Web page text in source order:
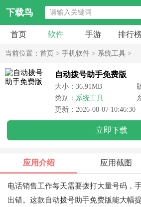
下载鸟
首页 软件 手游 排行
当前位置： 首页 > 手机软件 > 系统工具 >
自动拨号助手免费版
大小：36.91MB
类别： 系统工具
更新：2026-08-07 10:46:30
立即下载
应用介绍 应用截图
电话销售工作每天需要拨打大量号码，
出错。这款自动拨号助手免费版能大幅